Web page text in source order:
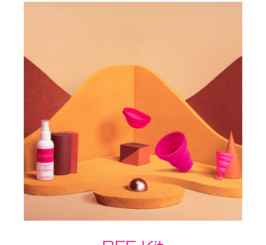
Otra ventaja extra de comprar el
pack: ¡envío gratuito!